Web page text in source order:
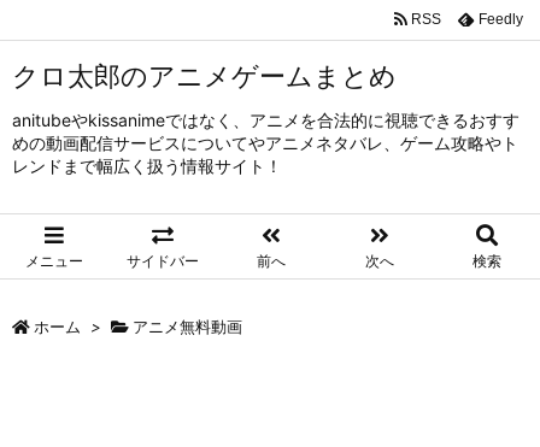
クロ太郎のアニメゲームまとめ
anitubeやkissanimeではなく、アニメを合法的に視聴できるおすす
めの動画配信サービスについてやアニメネタバレ、ゲーム攻略やト
レンドまで幅広く扱う情報サイト！
メニュー サイドバー 前へ 次へ 検索
RSS Feedly
ホーム > アニメ無料動画